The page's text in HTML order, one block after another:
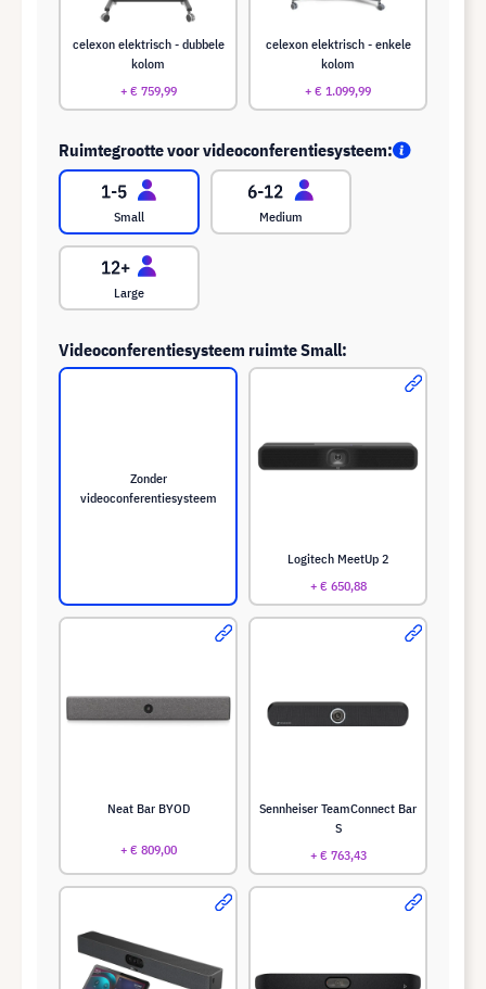
celexon elektrisch - dubbele
kolom
+ € 759,99
celexon elektrisch - enkele
kolom
+ € 1.099,99
Ruimtegrootte voor videoconferentiesysteem:
Small Medium
Large
Videoconferentiesysteem ruimte Small:
Zonder
videoconferentiesysteem
Logitech MeetUp 2
+ € 650,88
Neat Bar BYOD
+ € 809,00
Sennheiser TeamConnect Bar
S
+ € 763,43